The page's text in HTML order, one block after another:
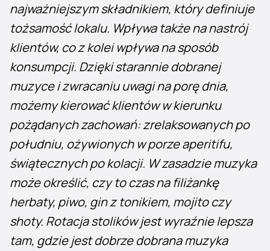
najważniejszym składnikiem, który definiuje
tożsamość lokalu. Wpływa także na nastrój
klientów, co z kolei wpływa na sposób
konsumpcji. Dzięki starannie dobranej
muzyce i zwracaniu uwagi na porę dnia,
możemy kierować klientów w kierunku
pożądanych zachowań: zrelaksowanych po
południu, ożywionych w porze aperitifu,
świątecznych po kolacji. W zasadzie muzyka
może określić, czy to czas na filiżankę
herbaty, piwo, gin z tonikiem, mojito czy
shoty. Rotacja stolików jest wyraźnie lepsza
tam, gdzie jest dobrze dobrana muzyka